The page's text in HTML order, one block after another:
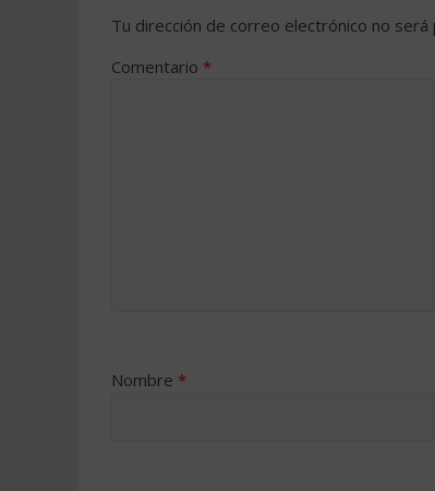
Tu dirección de correo electrónico no será
Comentario *
Nombre *